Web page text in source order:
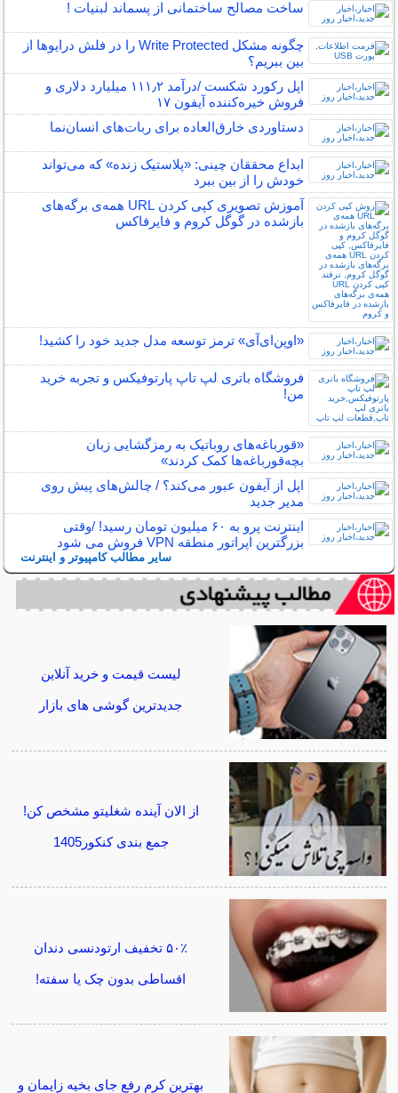
ساخت مصالح ساختمانی از پسماند لبنیات !
چگونه مشکل Write Protected را در فلش درایو‌ها از
بین ببریم؟
اپل رکورد شکست /درآمد ۱۱۱٫۲ میلیارد دلاری و
فروش خیره‌کننده آیفون ۱۷
دستاوردی خارق‌العاده برای ربات‌های انسان‌نما
ابداع محققان چینی: «پلاستیک زنده» که می‌تواند
خودش را از بین ببرد
آموزش تصویری کپی کردن URL همه‌ی برگه‌های
بازشده در گوگل کروم و فایرفاکس
«اوپن‌ای‌آی» ترمز توسعه مدل جدید خود را کشید!
فروشگاه باتری لپ تاپ پارتوفیکس و تجربه خرید
من!
«قورباغه‌های روباتیک به رمزگشایی زبان
بچه‌قورباغه‌ها کمک کردند»
اپل از آیفون عبور می‌کند؟ / چالش‌های پیش روی
مدیر جدید
اینترنت‌ پرو به ۶۰ میلیون تومان رسید! /وقتی
بزرگترین اپراتور منطقه VPN فروش می شود
سایر مطالب کامپیوتر و اینترنت
لیست قیمت و خرید آنلاین
جدیدترین گوشی های بازار
از الان آینده شغلیتو مشخص کن!
جمع بندی کنکور1405
۵۰٪ تخفیف ارتودنسی دندان
اقساطی بدون چک یا سفته!
بهترین کرم رفع جای بخیه زایمان و